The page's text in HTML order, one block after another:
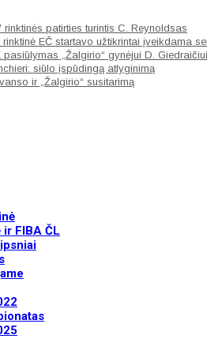
rinktinės patirties turintis C. Reynoldsas
EČ startavo užtikrintai įveikdama
„Žalgirio“ gynėjui D. Giedraičiui
siūlo įspūdingą atlyginimą
ir „Žalgirio“ susitarimą
FIBA ČL